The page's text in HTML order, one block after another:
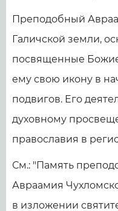
Преподобный
Галичской земли,
посвященные
ему свою икону в
подвигов. Его
духовному
православия в
См.: "Память
Авраамия
в изложении